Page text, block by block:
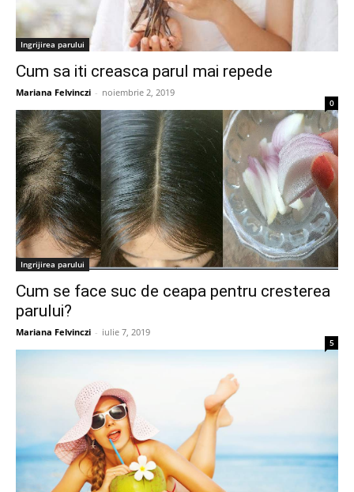
Ingrijirea parului
Cum sa iti creasca parul mai repede
Mariana Felvinczi - noiembrie 2, 2019
0
Ingrijirea parului
Cum se face suc de ceapa pentru cresterea
parului?
Mariana Felvinczi - iulie 7, 2019
5